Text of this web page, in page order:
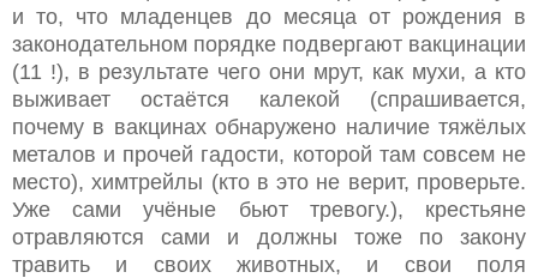
и то, что младенцев до месяца от рождения в
законодательном порядке подвергают вакцинации
(11 !), в результате чего они мрут, как мухи, а кто
выживает остаётся калекой (спрашивается,
почему в вакцинах обнаружено наличие тяжёлых
металов и прочей гадости, которой там совсем не
место), химтрейлы (кто в это не верит, проверьте.
Уже сами учёные бьют тревогу.), крестьяне
отравляются сами и должны тоже по закону
травить и своих животных, и свои поля